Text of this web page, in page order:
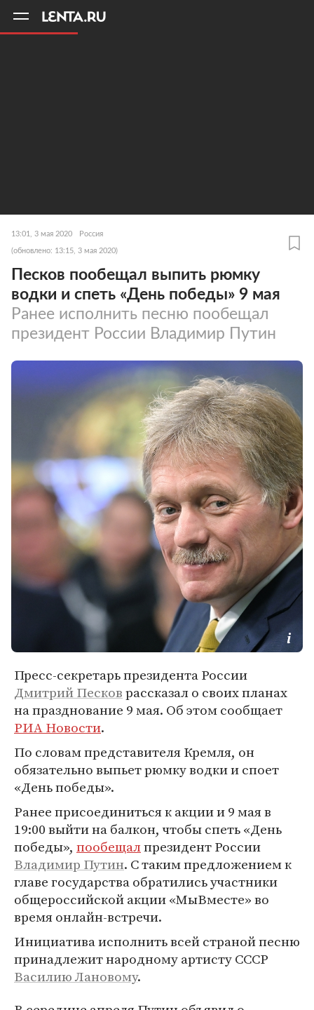
13:01, 3 мая 2020 Россия
(обновлено: 13:15, 3 мая 2020)
Песков пообещал выпить рюмку
водки и спеть «День победы» 9 мая
Ранее исполнить песню пообещал
президент России Владимир Путин
Пресс-секретарь президента России
Дмитрий Песковрассказал о своих планах
на празднование 9 мая. Об этом сообщает
РИА Новости.
По словам представителя Кремля, он
обязательно выпьет рюмку водки и споет
«День победы».
Ранее присоединиться к акции и 9 мая в
19:00 выйти на балкон, чтобы спеть «День
победы», пообещалпрезидент России
Владимир Путин. С таким предложением к
главе государства обратились участники
общероссийской акции «МыВместе» во
время онлайн-встречи.
Инициатива исполнить всей страной песню
принадлежит народному артисту СССР
Василию Лановому.